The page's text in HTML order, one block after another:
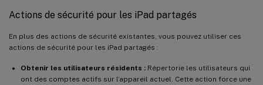
Actions de sécurité pour les iPad partagés
En plus des actions de sécurité existantes, vous pouvez utiliser ces
actions de sécurité pour les iPad partagés :
Obtenir les utilisateurs résidents : Répertorie les utilisateurs qui
ont des comptes actifs sur l’appareil actuel. Cette action force une